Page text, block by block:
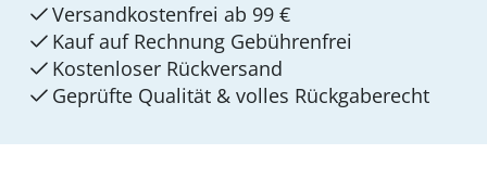
Versandkostenfrei ab 99 €
Kauf auf Rechnung Gebührenfrei
Kostenloser Rückversand
Geprüfte Qualität & volles Rückgaberecht